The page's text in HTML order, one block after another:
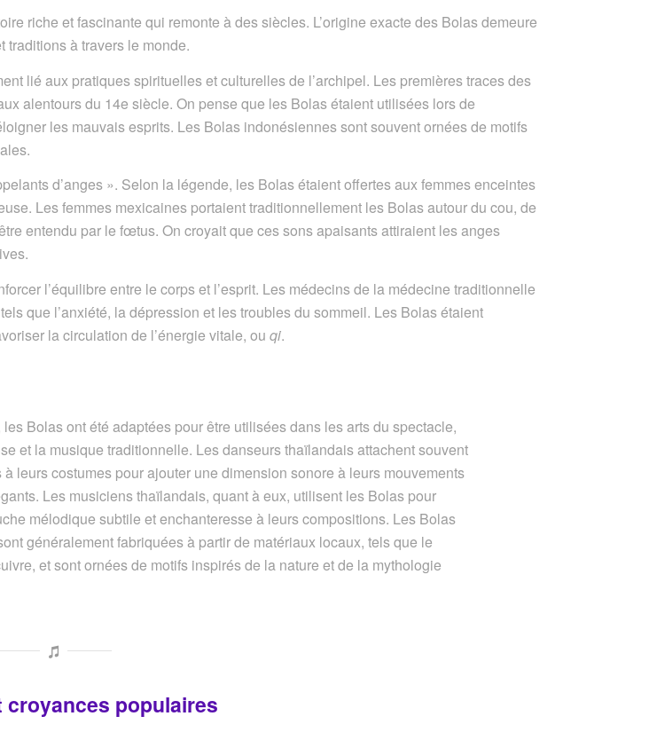
riche et fascinante qui remonte à des siècles. L’origine exacte des Bolas demeure
traditions à travers le monde.
lié aux pratiques spirituelles et culturelles de l’archipel. Les premières traces des
alentours du 14e siècle. On pense que les Bolas étaient utilisées lors de
les mauvais esprits. Les Bolas indonésiennes sont souvent ornées de motifs
d’anges ». Selon la légende, les Bolas étaient offertes aux femmes enceintes
Les femmes mexicaines portaient traditionnellement les Bolas autour du cou, de
entendu par le fœtus. On croyait que ces sons apaisants attiraient les anges
l’équilibre entre le corps et l’esprit. Les médecins de la médecine traditionnelle
que l’anxiété, la dépression et les troubles du sommeil. Les Bolas étaient
la circulation de l’énergie vitale, ou qi.
les Bolas ont été adaptées pour être utilisées dans les arts du spectacle,
et la musique traditionnelle. Les danseurs thaïlandais attachent souvent
leurs costumes pour ajouter une dimension sonore à leurs mouvements
Les musiciens thaïlandais, quant à eux, utilisent les Bolas pour
mélodique subtile et enchanteresse à leurs compositions. Les Bolas
généralement fabriquées à partir de matériaux locaux, tels que le
et sont ornées de motifs inspirés de la nature et de la mythologie
croyances populaires